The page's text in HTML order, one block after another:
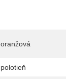
oranžová
polotieň